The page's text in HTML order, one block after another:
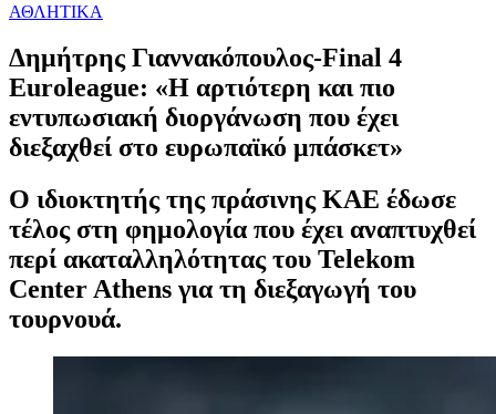
ΑΘΛΗΤΙΚΑ
Δημήτρης Γιαννακόπουλος-Final 4
Euroleague: «Η αρτιότερη και πιο
εντυπωσιακή διοργάνωση που έχει
διεξαχθεί στο ευρωπαϊκό μπάσκετ»
Ο ιδιοκτητής της πράσινης ΚΑΕ έδωσε
τέλος στη φημολογία που έχει αναπτυχθεί
περί ακαταλληλότητας του Telekom
Center Athens για τη διεξαγωγή του
τουρνουά.